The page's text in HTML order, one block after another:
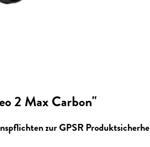
2 Max Carbon"
zur GPSR